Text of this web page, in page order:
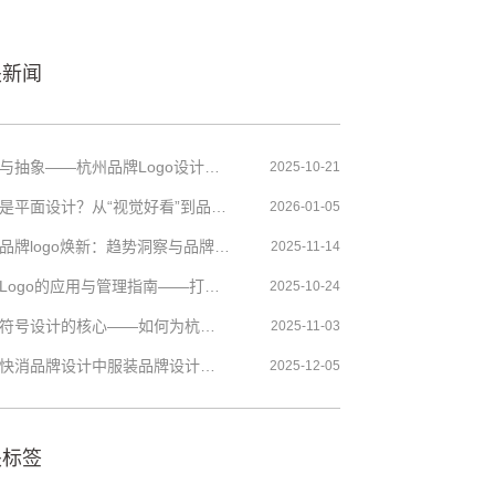
闻
自然与抽象——杭州品牌Logo设计的创新语言 2025-10-21
2026-01-05
杭州品牌logo焕新：趋势洞察与品牌策略 2025-11-14
透明Logo的应用与管理指南——打造品牌设计视觉一致性的最后一步 2025-10-24
标志符号设计的核心——如何为杭州品牌挑选合适的象征符号 2025-11-03
杭州快消品牌设计中服装品牌设计基础与创意灵感 2025-12-05
签